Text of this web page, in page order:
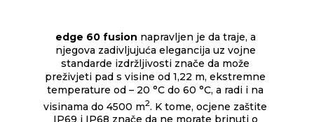
edge 60 fusion napravljen je da traje, a
njegova zadivljujuća elegancija uz vojne
standarde izdržljivosti znače da može
preživjeti pad s visine od 1,22 m, ekstremne
temperature od – 20 °C do 60 °C, a radi i na
visinama do 4500 m2. K tome, ocjene zaštite
IP69 i IP68 znače da ne morate brinuti o